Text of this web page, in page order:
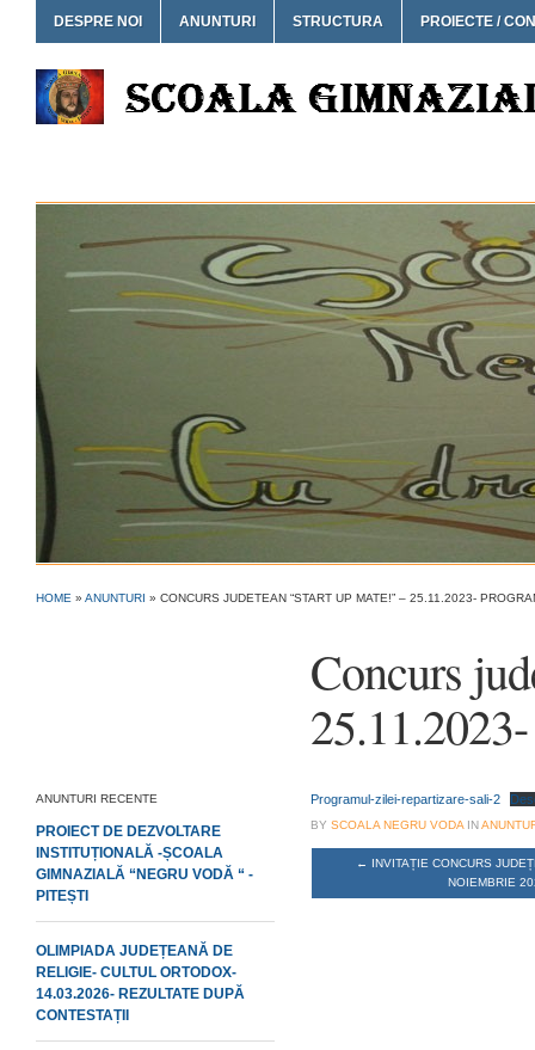
DESPRE NOI ANUNTURI STRUCTURA PROIECTE /
SCOALA GIMNAZIALA
HOME » ANUNTURI » CONCURS JUDETEAN “START UP MATE!” – 25.11.2023-
Concurs
ANUNTURI RECENTE
PROIECT DE DEZVOLTARE
INSTITUȚIONALĂ -ȘCOALA
GIMNAZIALĂ “NEGRU VODĂ “ -
PITEȘTI
OLIMPIADA JUDEȚEANĂ DE
RELIGIE- CULTUL ORTODOX-
14.03.2026- REZULTATE DUPĂ
CONTESTAȚII
Programul-zilei-repartizare-sali-2
BY SCOALA NEGRU VODA IN
← INVITAȚIE CONCURS
NOIEMBRIE